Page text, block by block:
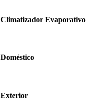
Climatizador Evaporativo
Doméstico
Exterior